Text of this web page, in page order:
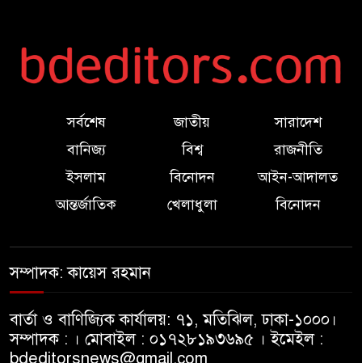
বাংলাদেশে চালু হতে যাচ্ছে বিশ্বখ্যাত
ম্যানচেস্টারে শিশু নির্যাতনের
অভিযোগ, পাকিস্তানের সাবেক মন্ত্রীর
রাজনৈতিক প্রত্যাবর্তন
প্রধানমন্ত্রীর ২৫ কোটি বৃক্ষরোপণ
কর্মসূচিতে পবিপ্রবি ছাত্রদলের
সর্বশেষ জাতীয়
সারাদেশ
বানিজ্য
বিশ্ব
রাজনীতি
ইসলাম
বিনোদন
আইন-আদালত
আন্তর্জাতিক
খেলাধুলা বিনোদন
সম্পাদক: কায়েস রহমান
বার্তা ও বাণিজ্যিক কার্যালয়: ৭১, মতিঝিল, ঢাকা-১০০০।
সম্পাদক : । মোবাইল : ০১৭২৮১৯৩৬৯৫ । ইমেইল :
bdeditorsnews@gmail.com